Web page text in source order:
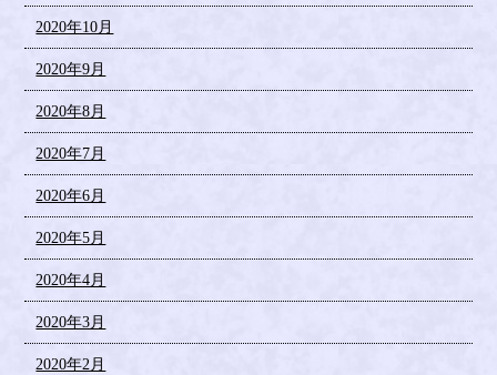
2020年10月
2020年9月
2020年8月
2020年7月
2020年6月
2020年5月
2020年4月
2020年3月
2020年2月